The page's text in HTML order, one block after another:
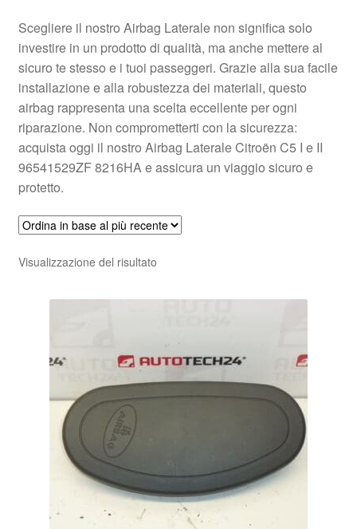
Scegliere il nostro Airbag Laterale non significa solo
investire in un prodotto di qualità, ma anche mettere al
sicuro te stesso e i tuoi passeggeri. Grazie alla sua facile
installazione e alla robustezza dei materiali, questo
airbag rappresenta una scelta eccellente per ogni
riparazione. Non comprometterti con la sicurezza:
acquista oggi il nostro Airbag Laterale Citroën C5 I e II
96541529ZF 8216HA e assicura un viaggio sicuro e
protetto.
Visualizzazione del risultato